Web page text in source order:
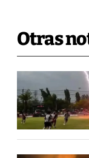
Otras